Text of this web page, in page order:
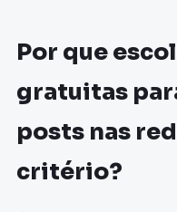
Por que
gratuitas
posts nas
critério?